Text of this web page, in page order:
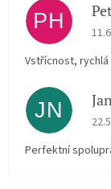
PH
Vstřícnost,
JN
Perfektní